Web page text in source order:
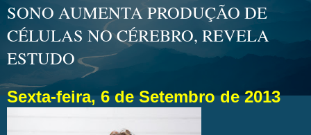
SONO AUMENTA PRODUÇÃO DE
CÉLULAS NO CÉREBRO, REVELA
ESTUDO
Sexta-feira, 6 de Setembro de 2013